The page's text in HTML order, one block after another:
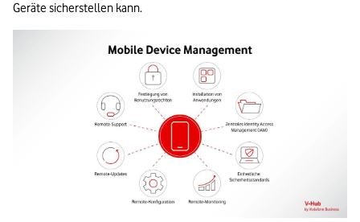
Geräte sicherstellen kann.